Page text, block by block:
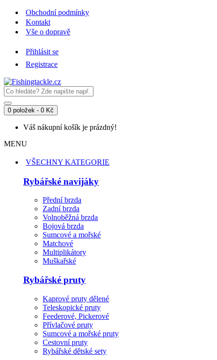
Obchodní podmínky
Kontakt
Vše o dopravě
Přihlásit se
Registrace
0 položek - 0 Kč
Váš nákupní košík je prázdný!
MENU
VŠECHNY KATEGORIE
Rybářské navijáky
Přední brzda
Zadní brzda
Volnoběžná brzda
Bojová brzda
Sumcové a mořské
Matchové
Multiplikátory
Muškařské
Rybářské pruty
Kaprové pruty dělené
Teleskopické pruty
Feederové, Pickerové
Přívlačové pruty
Sumcové a mořské pruty
Cestovní pruty
Rybářské dětské sety